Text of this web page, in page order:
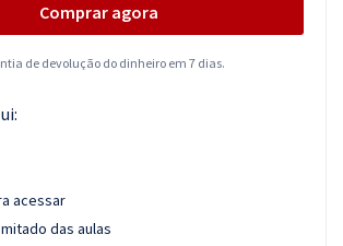
Comprar agora
de devolução do dinheiro em 7 dias.
acessar
das aulas